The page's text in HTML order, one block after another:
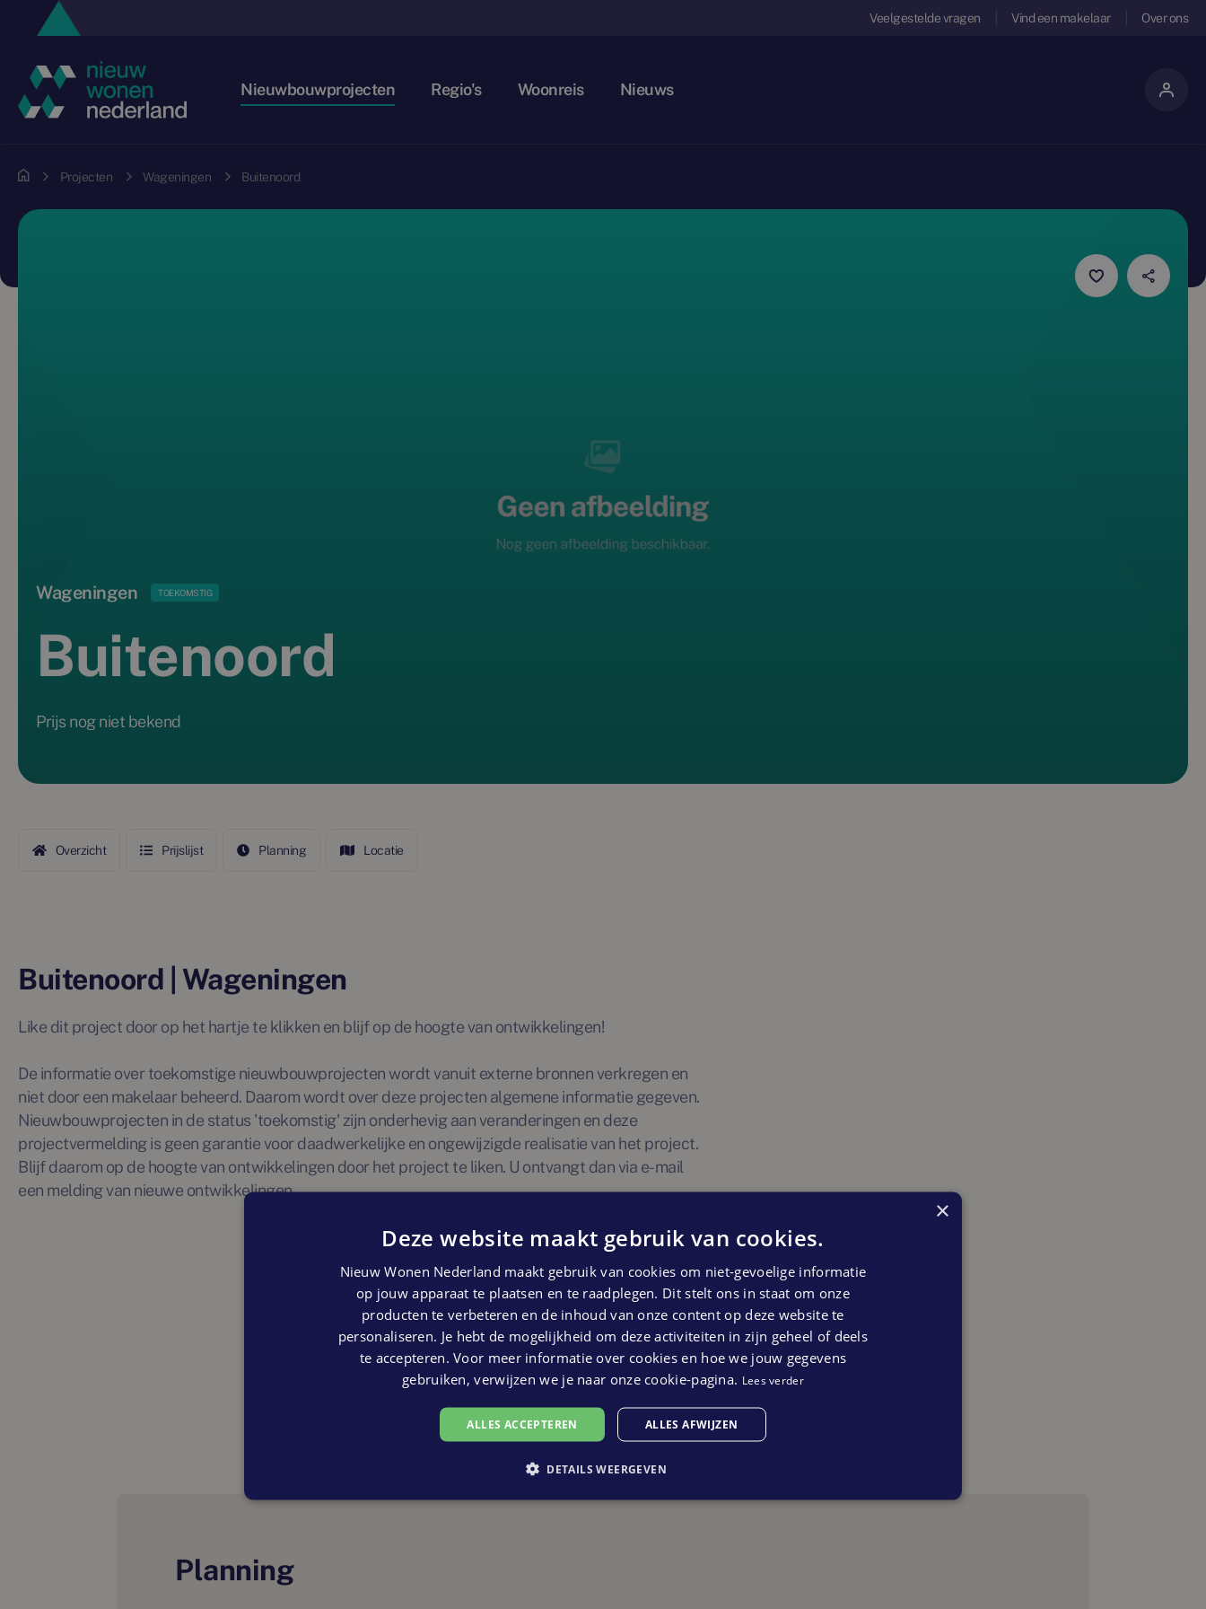
Veelgestelde vragen Vind een makelaar Over ons
Nieuwbouwprojecten Regio's Woonreis Nieuws
Projecten Wageningen Buitenoord
Wageningen TOEKOMSTIG
Buitenoord
Prijs nog niet bekend
Overzicht Prijslijst Planning Locatie
Buitenoord | Wageningen
Like dit project door op het hartje te klikken en blijf op de hoogte van ontwikkelingen!
De informatie over toekomstige nieuwbouwprojecten wordt vanuit externe bronnen verkregen en
niet door een makelaar beheerd. Daarom wordt over deze projecten algemene informatie gegeven.
Nieuwbouwprojecten in de status 'toekomstig' zijn onderhevig aan veranderingen en deze
projectvermelding is geen garantie voor daadwerkelijke en ongewijzigde realisatie van het project.
Blijf daarom op de hoogte van ontwikkelingen door het project te liken. U ontvangt dan via e-mail
een melding van nieuwe ontwikkelingen.
Planning
×
Deze website maakt gebruik van cookies.
Nieuw Wonen Nederland maakt gebruik van cookies om niet-gevoelige informatie
op jouw apparaat te plaatsen en te raadplegen. Dit stelt ons in staat om onze
producten te verbeteren en de inhoud van onze content op deze website te
personaliseren. Je hebt de mogelijkheid om deze activiteiten in zijn geheel of deels
te accepteren. Voor meer informatie over cookies en hoe we jouw gegevens
gebruiken, verwijzen we je naar onze cookie-pagina. Lees verder
ALLES ACCEPTEREN ALLES AFWIJZEN
DETAILS WEERGEVEN